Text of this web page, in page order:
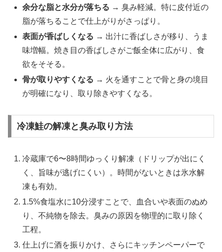
余分な脂と水分が落ちる → 臭み軽減。特に皮付近の
脂が落ちることで仕上がりがさっぱり。
表面が香ばしくなる → 出汁に香ばしさが移り、うま
味増幅。焼き目の香ばしさがご飯全体に広がり、食
欲をそそる。
骨が取りやすくなる → 火を通すことで骨と身の境目
が明確になり、取り除きやすくなる。
冷凍鮭の解凍と臭み取り方法
冷蔵庫で6〜8時間ゆっくり解凍（ドリップが出にく
く、旨味が逃げにくい）。時間がないときは氷水解
凍も有効。
1.5%食塩水に10分浸すことで、血合いや表面のぬめ
り、不純物を除去。臭みの原因を物理的に取り除く
工程。
仕上げに酒を振りかけ、さらにキッチンペーパーで